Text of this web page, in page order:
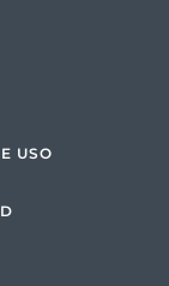
USO